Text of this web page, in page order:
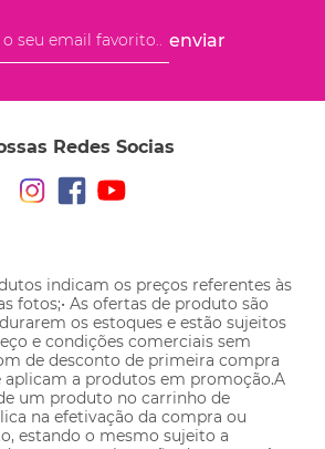
enviar
Redes Socias
indicam os preços referentes às
fotos;• As ofertas de produto são
os estoques e estão sujeitos
e condições comerciais sem
de desconto de primeira compra
aplicam a produtos em promoção.A
um produto no carrinho de
na efetivação da compra ou
estando o mesmo sujeito a